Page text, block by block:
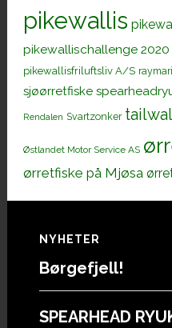
pikewallis
pikewallischallenge
pikewallisfriluftsliv A/S
sjøørretfiske
Rendalen Svartzonker
Østlandet Motor Service AS
ørretfiske på Mjøsa
Footer
NYHETER
Børgefjell!
SPEARHEAD